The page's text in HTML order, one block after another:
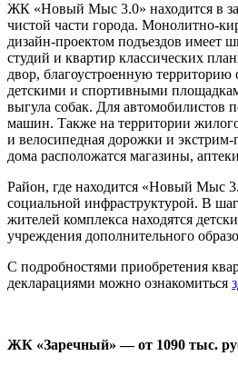
ЖК «Новый Мыс 3.0» находится в
чистой части города. Монолитно-
дизайн-проектом подъездов имеет
студий и квартир классических
двор, благоустроенную территорию
детскими и спортивными
выгула собак. Для автомобилистов
машин. Также на территории жилого
и велосипедная дорожки и
дома расположатся магазины,
Район, где находится «Новый Мыс
социальной инфраструктурой. В
жителей комплекса находятся
учреждения дополнительного
С подробностями приобретения
декларациями можно ознакомиться
ЖК «Заречный» — от 1090 тыс.